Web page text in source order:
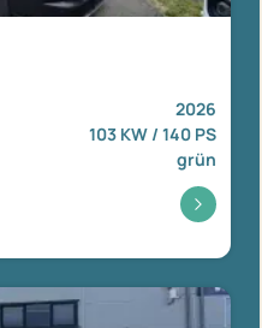
2026
103 KW / 140 PS
grün